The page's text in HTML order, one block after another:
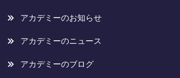
アカデミーのお知らせ
アカデミーのニュース
アカデミーのブログ